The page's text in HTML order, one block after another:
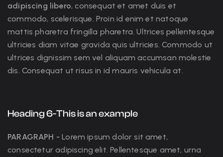
adipiscing libero, consequat et amet duis et
commodo, scelerisque. Proin id enim et natoque
mattis pharetra fringilla pharetra. Ultrices pellentesque
ultricies diam vitae gravida quis ultricies. Commodo ut
ultrices dignissim sem vel aliquam accumsan molestie
dis. Consequat ut risus in id mauris vehicula at.
Heading 6-This is an example
PARAGRAPH - Lorem ipsum dolor sit amet,
consectetur adipiscing elit. Pellentesque amet, urna